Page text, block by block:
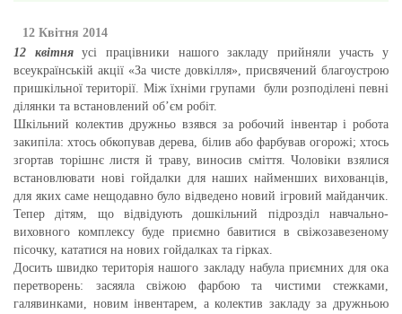
12 Квітня 2014
12 квітня
усі працівники нашого закладу прийняли участь у
всеукраїнській акції «За чисте довкілля», присвячений благоустрою
пришкільної території. Між їхніми групами були розподілені певні
ділянки та встановлений об’єм робіт.
Шкільний колектив дружньо взявся за робочий інвентар і робота
закипіла: хтось обкопував дерева, білив або фарбував огорожі; хтось
згортав торішнє листя й траву, виносив сміття. Чоловіки взялися
встановлювати нові гойдалки для наших найменших вихованців,
для яких саме нещодавно було відведено новий ігровий майданчик.
Тепер дітям, що відвідують дошкільний підрозділ навчально-
виховного комплексу буде приємно бавитися в свіжозавезеному
пісочку, кататися на нових гойдалках та гірках.
Досить швидко територія нашого закладу набула приємних для ока
перетворень: засяяла свіжою фарбою та чистими стежками,
галявинками, новим інвентарем, а колектив закладу за дружньою